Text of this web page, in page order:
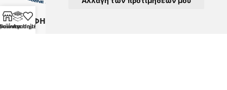
ΕΓΓΡΑΦΗ ΣΤΟ NEWSLETTER
Units
Αγαπημένα